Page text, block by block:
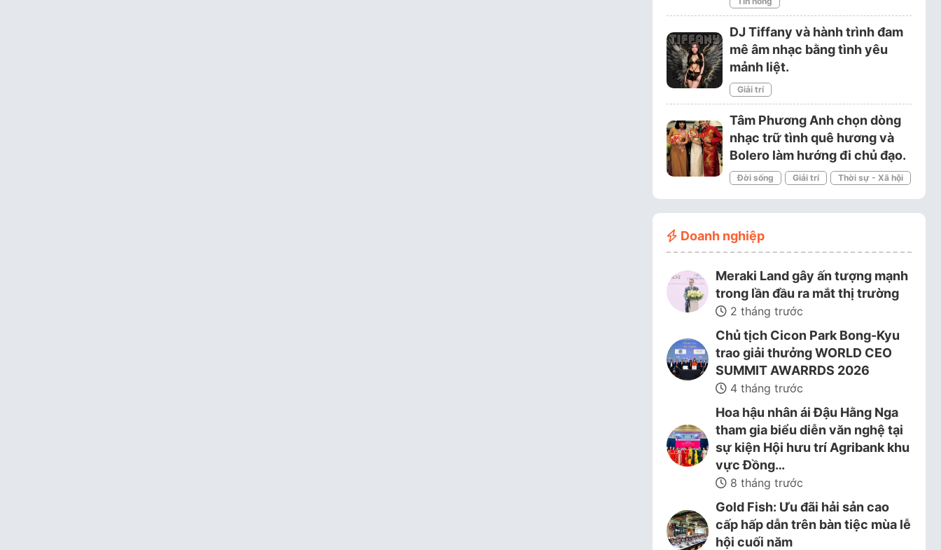
DJ Tiffany và hành trình đam
mê âm nhạc bằng tình yêu
mảnh liệt.
Giải trí
Tâm Phương Anh chọn dòng
nhạc trữ tình quê hương và
Bolero làm hướng đi chủ đạo.
Đời sống Giải trí Thời sự - Xã hội
Doanh nghiệp
Meraki Land gây ấn tượng mạnh
trong lần đầu ra mắt thị trường
2 tháng trước
Chủ tịch Cicon Park Bong-Kyu
trao giải thưởng WORLD CEO
SUMMIT AWARRDS 2026
4 tháng trước
Hoa hậu nhân ái Đậu Hằng Nga
tham gia biểu diễn văn nghệ tại
sự kiện Hội hưu trí Agribank khu
vực Đồng…
8 tháng trước
Gold Fish: Ưu đãi hải sản cao
cấp hấp dẫn trên bàn tiệc mùa lễ
hội cuối năm